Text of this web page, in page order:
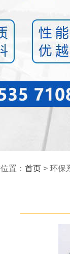
置： 首页 > 环保